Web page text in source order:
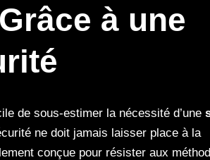
à une
de sous-estimer la nécessité d’une
ne doit jamais laisser place à la
conçue pour résister aux